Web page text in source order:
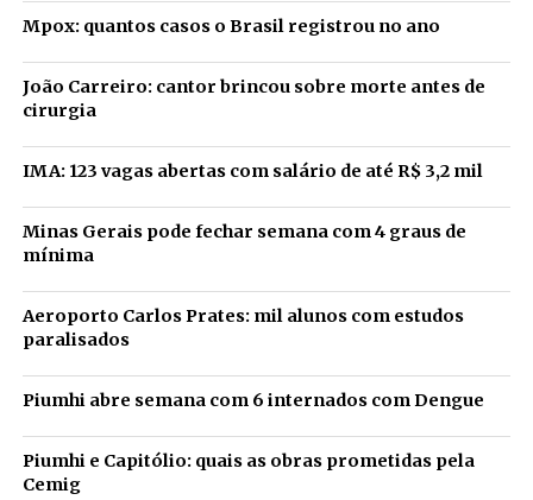
Mpox: quantos casos o Brasil registrou no ano
João Carreiro: cantor brincou sobre morte antes de
cirurgia
IMA: 123 vagas abertas com salário de até R$ 3,2 mil
Minas Gerais pode fechar semana com 4 graus de
mínima
Aeroporto Carlos Prates: mil alunos com estudos
paralisados
Piumhi abre semana com 6 internados com Dengue
Piumhi e Capitólio: quais as obras prometidas pela
Cemig